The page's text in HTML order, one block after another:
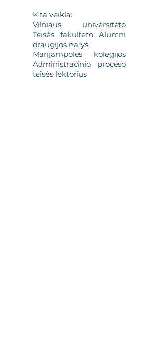
Kita veikla:
Vilniaus universiteto
Teisės fakulteto Alumni
draugijos narys
Marijampolės kolegijos
Administracinio proceso
teisės lektorius